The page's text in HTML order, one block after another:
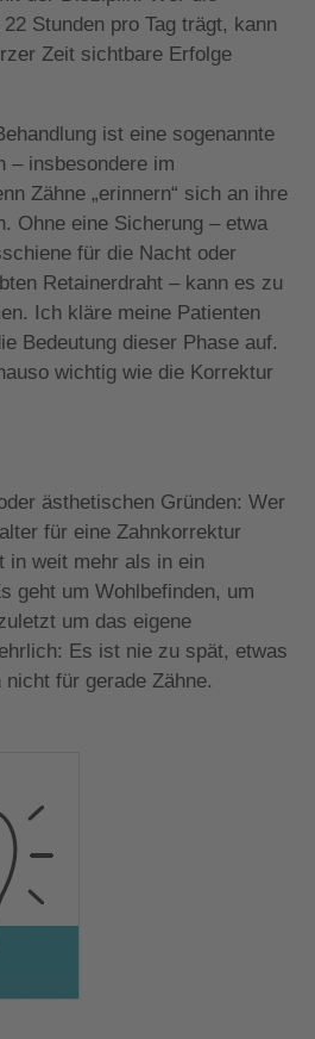
Stunden pro Tag trägt, kann
Zeit sichtbare Erfolge
ist eine sogenannte
– insbesondere im
Zähne „erinnern“ sich an ihre
Ohne eine Sicherung – etwa
für die Nacht oder
Retainerdraht – kann es zu
Ich kläre meine Patienten
Bedeutung dieser Phase auf.
wichtig wie die Korrektur
ästhetischen Gründen: Wer
für eine Zahnkorrektur
in weit mehr als in ein
geht um Wohlbefinden, um
um das eigene
Es ist nie zu spät, etwas
für gerade Zähne.